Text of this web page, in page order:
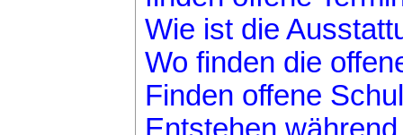
Wie ist die
Wo finden die
Finden offene